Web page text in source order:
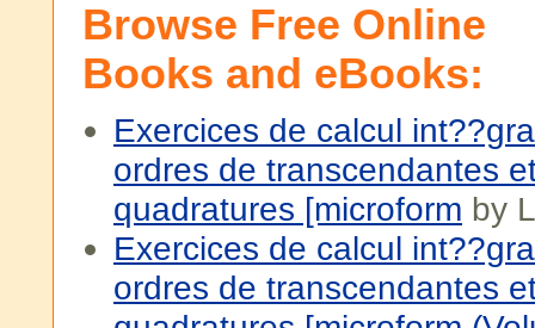
Browse Free Online
Books and eBooks:
Exercices de calcul
ordres de transcendantes
quadratures [microform by
Exercices de calcul
ordres de transcendantes